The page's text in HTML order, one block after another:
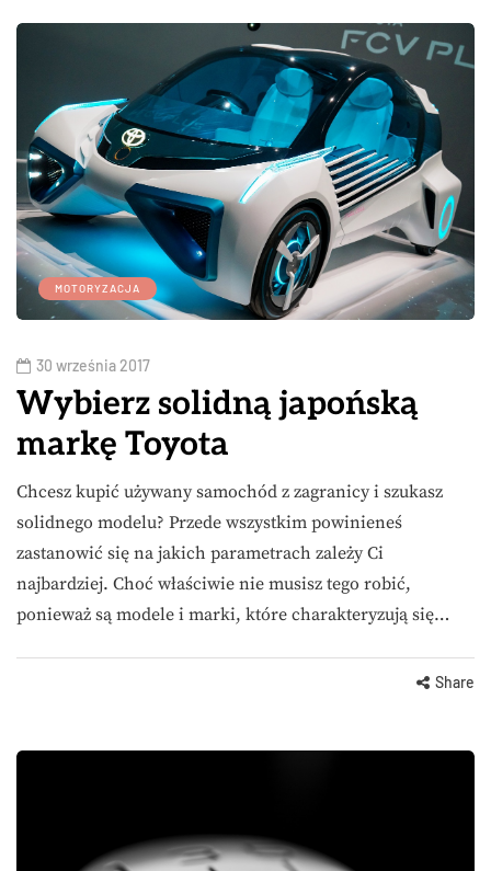
MOTORYZACJA
30 września 2017
Wybierz solidną japońską
markę Toyota
Chcesz kupić używany samochód z zagranicy i szukasz
solidnego modelu? Przede wszystkim powinieneś
zastanowić się na jakich parametrach zależy Ci
najbardziej. Choć właściwie nie musisz tego robić,
ponieważ są modele i marki, które charakteryzują się…
Share